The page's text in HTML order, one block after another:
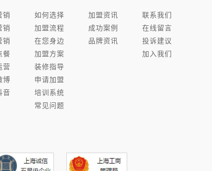
销
销
销
餐
营
博
音
如何选择
加盟流程
在您身边
加盟方案
装修指导
申请加盟
培训系统
常见问题
加盟资讯
成功案例
品牌资讯
联系我们
在线留言
投诉建议
加入我们